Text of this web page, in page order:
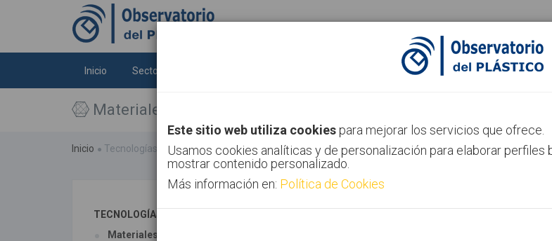
Inicio Sectores Canal AIMPLAS Contacto
Materiales
Inicio Tecnologías Materiales
Este sitio web utiliza cookies para mejorar los servicios que ofrece.
Usamos cookies analíticas y de personalización para elaborar perfiles
mostrar contenido personalizado.
Más información en: Política de Cookies
TECNOLOGÍAS ASOCIADAS
Materiales